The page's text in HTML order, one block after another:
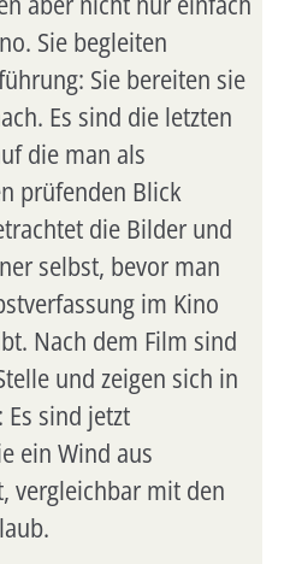
Sie begleiten
Sie bereiten sie
Es sind die letzten
die man als
prüfenden Blick
die Bilder und
selbst, bevor man
im Kino
Nach dem Film sind
und zeigen sich in
sind jetzt
ein Wind aus
vergleichbar mit den